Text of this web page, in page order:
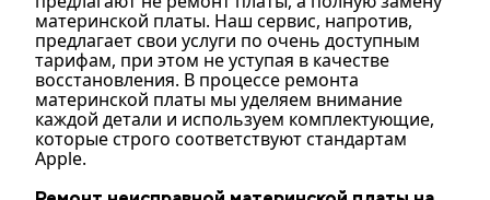
материнской платы. Наш сервис, напротив,
предлагает свои услуги по очень доступным
тарифам, при этом не уступая в качестве
восстановления. В процессе ремонта
материнской платы мы уделяем внимание
каждой детали и используем комплектующие,
которые строго соответствуют стандартам
Apple.